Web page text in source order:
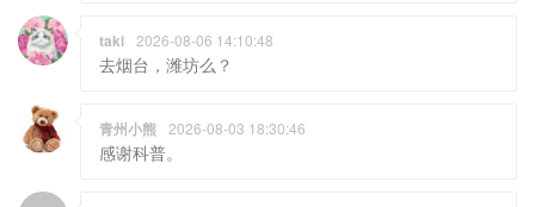
去烟台，潍坊么？
感谢科普。